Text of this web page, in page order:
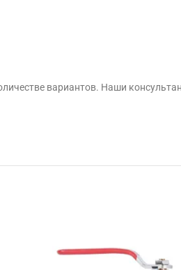
вариантов. Наши